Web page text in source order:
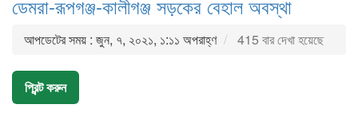
ডেমরা-রূপগঞ্জ-কালীগঞ্জ সড়কের বেহাল অবস্থা
আপডেটের সময় : জুন, ৭, ২০২১, ১:১১ অপরাহ্ণ 415 বার দেখা হয়েছে
প্রিন্ট করুন